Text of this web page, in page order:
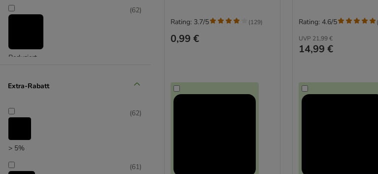
Reduziert
(62)
Unser Favorit
Extra-Rabatt
> 5%
(62)
(61)
0,99 €
Rating: 3.7/5 (129)
UVP 21,99 €
14,99 €
Rating: 4.6/5 (